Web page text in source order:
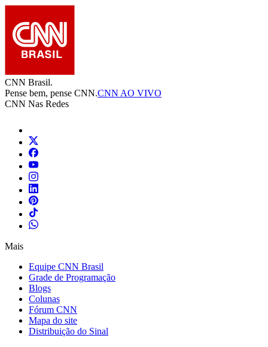
CNN Brasil.
Pense bem, pense CNN.CNN AO VIVO
CNN Nas Redes
Mais
Equipe CNN Brasil
Grade de Programação
Blogs
Colunas
Fórum CNN
Mapa do site
Distribuição do Sinal